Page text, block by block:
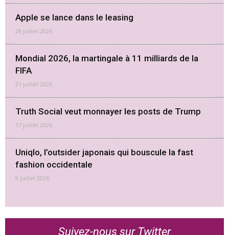
Apple se lance dans le leasing
29 juillet 2026
Mondial 2026, la martingale à 11 milliards de la
FIFA
21 juillet 2026
Truth Social veut monnayer les posts de Trump
17 juillet 2026
Uniqlo, l’outsider japonais qui bouscule la fast
fashion occidentale
9 juillet 2026
Suivez-nous sur Twitter